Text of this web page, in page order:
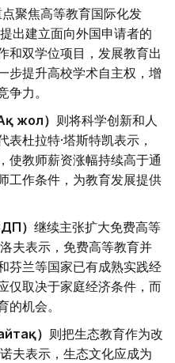
聚焦高等教育国际化发
出建立面向外国申请者的
和双学位项目，发展教育出
步提升高校学术自主权，增
力。
жол） 则将科学创新和人
杜拉特·塔斯特凯表示，
使教师薪资涨幅持续高于通
工作条件，为教育发展提供
） 继续主张扩大免费高等
夫表示，免费高等教育并
芬兰等国家已有成熟实践经
仅取决于家庭经济条件，而
机会。
） 则把生态教育作为改
夫表示，生态文化应成为